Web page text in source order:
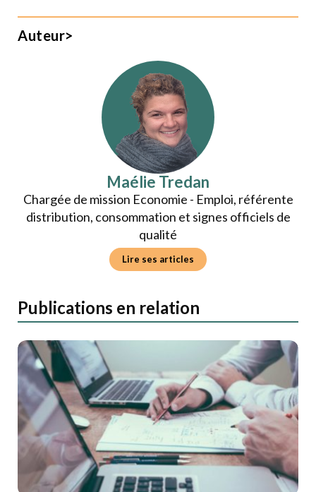
Auteur>
Maélie Tredan
Chargée de mission Economie - Emploi, référente
distribution, consommation et signes officiels de
qualité
Lire ses articles
Publications en relation